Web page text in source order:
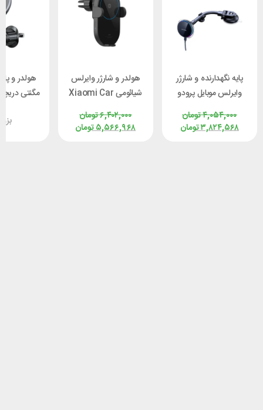
پایه نگهدارنده و شارژر
وایرلس موبایل پرودو
SCMCHD-BK
تومان۴,۰۵۴,۰۰۰
تومان۳,۸۲۴,۵۶۸
هولدر و شارژر وایرلس
شیائومی Xiaomi Car
توان 30 وات
تومان۶,۴۰۲,۰۰۰
تومان۵,۵۶۶,۹۶۸
هولدر و
مگنتی